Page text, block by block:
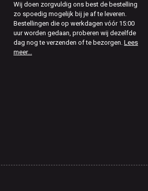
Wij doen zorgvuldig ons best de bestelling
zo spoedig mogelijk bij je af te leveren.
Bestellingen die op werkdagen vóór 15:00
uur worden gedaan, proberen wij dezelfde
dag nog te verzenden of te bezorgen. Lees
meer...